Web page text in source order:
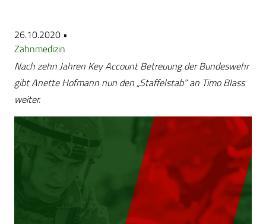
26.10.2020 •
Zahnmedizin
Nach zehn Jahren Key Account Betreuung der Bundeswehr
gibt Anette Hofmann nun den „Staffelstab“ an Timo Blass
weiter.